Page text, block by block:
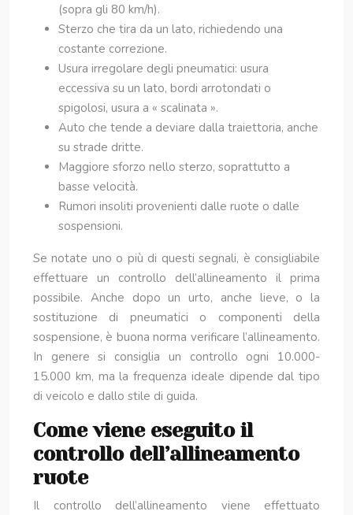
(sopra gli 80 km/h).
Sterzo che tira da un lato, richiedendo una
costante correzione.
Usura irregolare degli pneumatici: usura
eccessiva su un lato, bordi arrotondati o
spigolosi, usura a « scalinata ».
Auto che tende a deviare dalla traiettoria, anche
su strade dritte.
Maggiore sforzo nello sterzo, soprattutto a
basse velocità.
Rumori insoliti provenienti dalle ruote o dalle
sospensioni.
Se notate uno o più di questi segnali, è consigliabile
effettuare un controllo dell’allineamento il prima
possibile. Anche dopo un urto, anche lieve, o la
sostituzione di pneumatici o componenti della
sospensione, è buona norma verificare l’allineamento.
In genere si consiglia un controllo ogni 10.000-
15.000 km, ma la frequenza ideale dipende dal tipo
di veicolo e dallo stile di guida.
Come viene eseguito il
controllo dell’allineamento
ruote
Il controllo dell’allineamento viene effettuato